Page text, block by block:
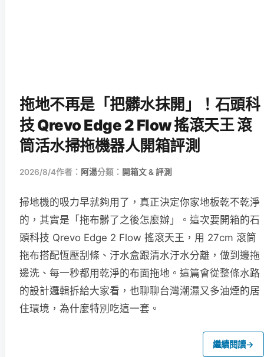
拖地不再是「把髒水抹開」！石頭科
技 Qrevo Edge 2 Flow 搖滾天王 滾
筒活水掃拖機器人開箱評測
2026/8/4作者： 阿湯分類： 開箱文 & 評測
掃地機的吸力早就夠用了，真正決定你家地板乾不乾淨
的，其實是「拖布髒了之後怎麼辦」。這次要開箱的石
頭科技 Qrevo Edge 2 Flow 搖滾天王，用 27cm 滾筒
拖布搭配恆壓刮條、汙水盒跟清水汙水分離，做到邊拖
邊洗、每一秒都用乾淨的布面拖地。這篇會從整條水路
的設計邏輯拆給大家看，也聊聊台灣潮濕又多油煙的居
住環境，為什麼特別吃這一套。
繼續閱讀→